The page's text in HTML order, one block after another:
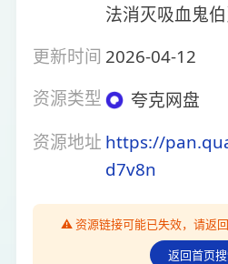
法消灭吸血鬼伯
更新时间 2026-04-12
资源类型
夸克网盘
资源地址 https://
d7v8n
⚠️ 资源链接可能已失效，请返
返回首页